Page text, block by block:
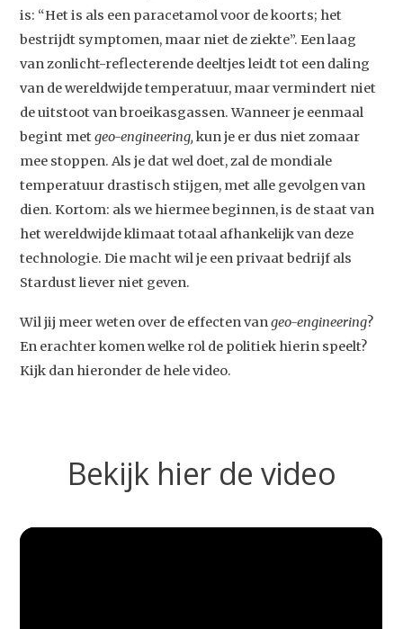
is: “Het is als een paracetamol voor de koorts; het
bestrijdt symptomen, maar niet de ziekte”. Een laag
van zonlicht-reflecterende deeltjes leidt tot een daling
van de wereldwijde temperatuur, maar vermindert niet
de uitstoot van broeikasgassen. Wanneer je eenmaal
begint metgeo-engineering, kun je er dus niet zomaar
mee stoppen. Als je dat wel doet, zal de mondiale
temperatuur drastisch stijgen, met alle gevolgen van
dien. Kortom: als we hiermee beginnen, is de staat van
het wereldwijde klimaat totaal afhankelijk van deze
technologie. Die macht wil je een privaat bedrijf als
Stardust liever niet geven.
Wil jij meer weten over de effecten vangeo-engineering?
En erachter komen welke rol de politiek hierin speelt?
Kijk dan hieronder de hele video.
Bekijk hier de video